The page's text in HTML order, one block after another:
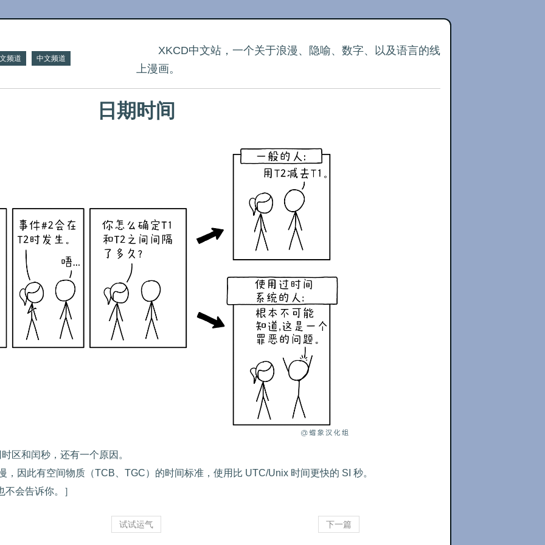
频道 中文频道
XKCD中文站，一个关于浪漫、隐喻、数字、以及语言的线
上漫画。
日期时间
区和闰秒，还有一个原因。
，因此有空间物质（TCB、TGC）的时间标准，使用比 UTC/Unix 时间更快的 SI 秒。
会告诉你。］
下一篇
试试运气